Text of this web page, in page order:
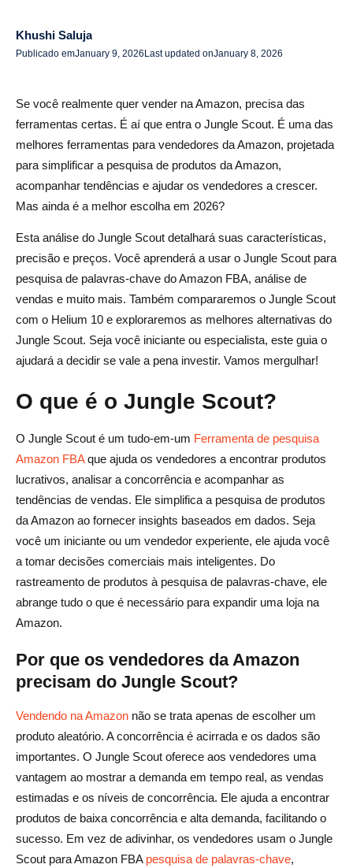
Recursos e suporte adicionais
Quão preciso é o Jungle Scout? (Confiabilidade e
Como o Jungle Scout estima os dados de vendas?
Precisão versus concorrentes (Helium 10, Viral Launch,
etc.)
Preços do Jungle Scout: vale a pena o custo?
Explicação dos planos de preços do Jungle Scout
Teste gratuito e descontos: existe uma versão gratuita?
O Jungle Scout vale o preço para iniciantes e
especialistas?
Jungle Scout versus concorrentes: como ele se
compara?
Jungle Scout x Helium 10
Lançamento do Jungle Scout vs. Viral
Jungle Scout x AmzScout
Avaliações de clientes e depoimentos de usuários do
Jungle Scout
O que os vendedores da Amazon dizem sobre o Jungle
Histórias de sucesso de usuários do Jungle Scout
Veredicto rápido: o Jungle Scout ainda é o melhor para
os vendedores da Amazon?
Quem deve usar o Jungle Scout?
Prós e contras do Jungle Scout
Veredicto final: você deve investir no Jungle Scout?
Perguntas frequentes sobre Jungle Scout
O Jungle Scout vale a pena em 2026?
Khushi Saluja
Publicado emJanuary 9, 2026 Last updated onJanuary 8, 2026
Se você realmente quer vender na Amazon, precisa das
ferramentas certas. É aí que entra o Jungle Scout. É uma das
melhores ferramentas para vendedores da Amazon, projetada
para simplificar a pesquisa de produtos da Amazon,
acompanhar tendências e ajudar os vendedores a crescer.
Mas ainda é a melhor escolha em 2026?
Esta análise do Jungle Scout detalhará suas características,
precisão e preços. Você aprenderá a usar o Jungle Scout para
pesquisa de palavras-chave do Amazon FBA, análise de
vendas e muito mais. Também compararemos o Jungle Scout
com o Helium 10 e exploraremos as melhores alternativas do
Jungle Scout. Seja você iniciante ou especialista, este guia o
ajudará a decidir se vale a pena investir. Vamos mergulhar!
O que é o Jungle Scout?
O Jungle Scout é um tudo-em-um Ferramenta de pesquisa
Amazon FBAque ajuda os vendedores a encontrar produtos
lucrativos, analisar a concorrência e acompanhar as
tendências de vendas. Ele simplifica a pesquisa de produtos
da Amazon ao fornecer insights baseados em dados. Seja
você um iniciante ou um vendedor experiente, ele ajuda você
a tomar decisões comerciais mais inteligentes. Do
rastreamento de produtos à pesquisa de palavras-chave, ele
abrange tudo o que é necessário para expandir uma loja na
Amazon.
Por que os vendedores da Amazon
precisam do Jungle Scout?
Vendendo na Amazon não se trata apenas de escolher um
produto aleatório. A concorrência é acirrada e os dados são
importantes. O Jungle Scout oferece aos vendedores uma
vantagem ao mostrar a demanda em tempo real, as vendas
estimadas e os níveis de concorrência. Ele ajuda a encontrar
produtos de baixa concorrência e alta demanda, facilitando o
sucesso. Em vez de adivinhar, os vendedores usam o Jungle
Scout para Amazon FBA pesquisa de palavras-chave,